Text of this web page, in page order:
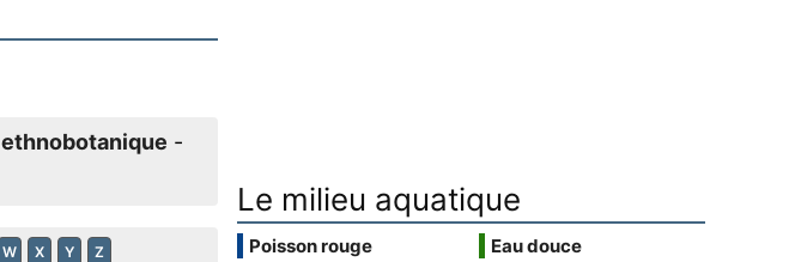
ethnobotanique -
W X Y Z
Le milieu aquatique
Poisson rouge
Eau douce